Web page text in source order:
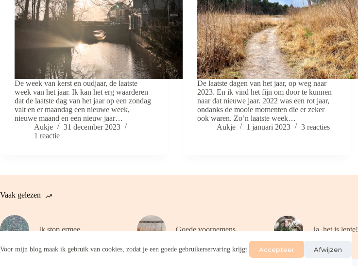
Voor mijn blog maak ik gebruik van cookies, zodat je een goede gebruikerservaring krijgt. Accepteer Afwijzen
De week van kerst en oudjaar, de laatste
week van het jaar. Ik kan het erg waarderen
dat de laatste dag van het jaar op een zondag
valt en er maandag een nieuwe week,
nieuwe maand en een nieuw jaar…
Aukje
31 december 2023
1 reactie
De laatste dagen van het jaar, op weg naar
2023. En ik vind het fijn om door te kunnen
naar dat nieuwe jaar. 2022 was een rot jaar,
ondanks de mooie momenten die er zeker
ook waren. Zo’n laatste week…
Aukje
1 januari 2023 3 reacties
Vaak gelezen
Ik stop ermee Goede voornemens Ja, het is lente!